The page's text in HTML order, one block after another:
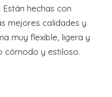
hechas con
mejores calidades y
muy flexible, ligera y
cómodo y estiloso.